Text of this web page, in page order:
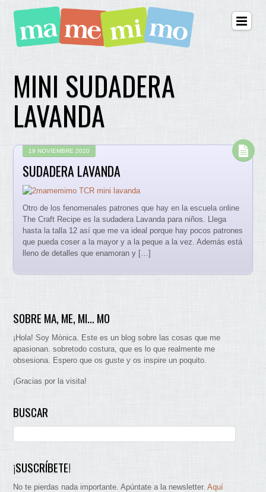
MINI SUDADERA
LAVANDA
19 NOVIEMBRE 2020
SUDADERA LAVANDA
Otro de los fenomenales patrones que hay en la escuela online
The Craft Recipe es la sudadera Lavanda para niños. Llega
hasta la talla 12 así que me va ideal porque hay pocos patrones
que pueda coser a la mayor y a la peque a la vez. Además está
lleno de detalles que enamoran y […]
SOBRE MA, ME, MI… MO
¡Hola! Soy Mònica. Este es un blog sobre las cosas que me
apasionan. sobretodo costura, que es lo que realmente me
obsesiona. Espero que os guste y os inspire un poquito.
¡Gracias por la visita!
BUSCAR
¡SUSCRÍBETE!
No te pierdas nada importante. Apúntate a la newsletter.Aquí